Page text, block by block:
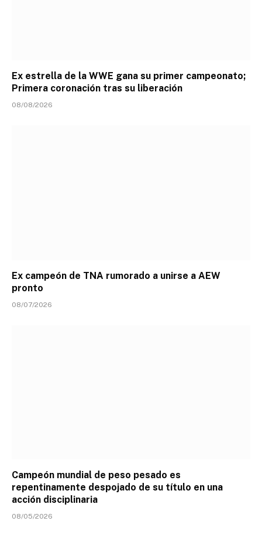
Ex estrella de la WWE gana su primer campeonato;
Primera coronación tras su liberación
08/08/2026
Ex campeón de TNA rumorado a unirse a AEW
pronto
08/07/2026
Campeón mundial de peso pesado es
repentinamente despojado de su título en una
acción disciplinaria
08/05/2026